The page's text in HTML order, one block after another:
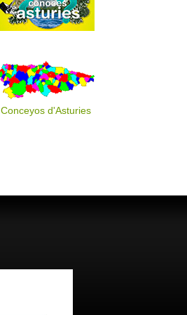
Conceyos d'Asturies